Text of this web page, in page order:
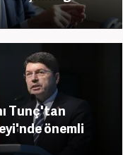
Tunç'tan
önemli